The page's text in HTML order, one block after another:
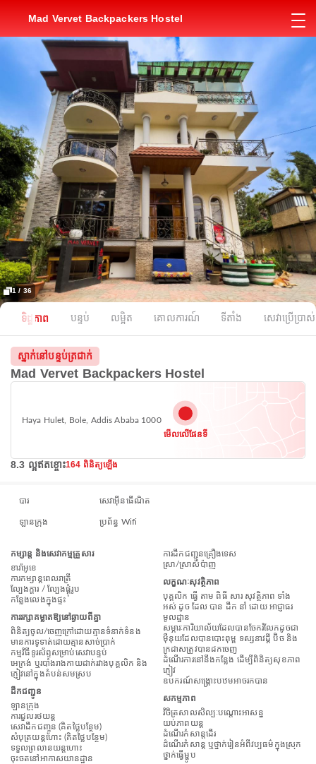
Mad Vervet Backpackers Hostel
1 / 36
ទិដ្ឋភាព បន្ទប់ លម្អិត គោលការណ៍ ទីតាំង សេវាប្រើប្រាស់
ស្នាក់នៅបន្ទប់ត្រជាក់
Mad Vervet Backpackers Hostel
Haya Hulet, Bole, Addis Ababa 1000
មើលលើផែនទី
8.3 ល្អឥតខ្ចោះ164 ពិនិត្យឡើង
បារ សេវាអ៊ីនធើណិត
ឡានក្រុង ប្រព័ន្ធ Wifi
កម្សាន្ត និងសេវាកម្មគ្រួសារ
ខារ៉ាអូខេ
ការកម្សាន្តពេលរាត្រី
ល្បែងក្តារ / ល្បែងផ្គុំរូប
កន្លែងលេងក្នុងផ្ទះ
ការរក្សាគម្លាតឱ្យនៅឆ្ងាយពីគ្នា
ពិនិត្យចូល/ចេញក្រៅដោយគ្មានទំនាក់ទំនង
មានការទូទាត់ដោយគ្មានសាច់ប្រាក់
កម្មវិធីទូរស័ព្ទសម្រាប់សេវាបន្ទប់
អេក្រង់ ឬរបាំងរាងកាយដាក់រវាងបុគ្គលិក និង
ភ្ញៀវនៅក្នុងតំបន់សមស្រប
ដឹកជញ្ជូន
ឡានក្រុង
ការជួលរថយន្ត
សេវាដឹកជញ្ចូន (គិតថ្លៃបន្ថែម)
សំបុត្រយន្តហោះ (គិតថ្លៃបន្ថែម)
ទទួលព្រលានយន្តហោះ
ចុះចតនៅអាកាសយានដ្ឋាន
ការដឹកជញ្ជូនគ្រឿងទេស
ស្រា/ស្រាសំប៉ាញ
លក្ខណៈសុវត្ថិភាព
បុគ្គលិក ធ្វើ តាម ពិធី សារ សុវត្ថិភាព ទាំង
អស់ ដូច ដែល បាន ដឹក នាំ ដោយ អាជ្ញាធរ
មូលដ្ឋាន
សម្ភារៈការិយាល័យដែលបានចែករំលែកដូចជា
ម៉ឺនុយដែលបានបោះពុម្ព ទស្សនាវដ្តី ប៊ិច និង
ក្រដាសត្រូវបានដកចេញ
ដំណើរការនៅនឹងកន្លែង ដើម្បីពិនិត្យសុខភាព
ភ្ញៀវ
ឧបករណ៍សង្គ្រោះបឋមអាចរកបាន
សកម្មភាព
វិចិត្រសាលសិល្បៈបណ្តោះអាសន្ន
យប់ភាពយន្ត
ដំណើរកំសាន្តដើរ
ដំណើរកំសាន្ត ឬថ្នាក់រៀនអំពីវប្បធម៌ក្នុងស្រុក
ថ្នាក់ធ្វើម្ហូប